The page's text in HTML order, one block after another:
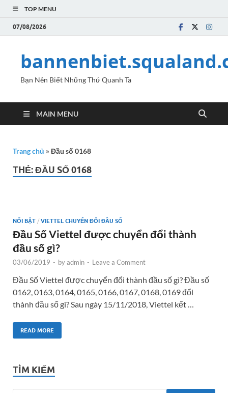
TOP MENU
07/08/2026
Bạn Nên Biết Những Thứ Quanh Ta
MAIN MENU
Trang chủ » Đầu số 0168
THẺ:ĐẦU SỐ 0168
NỔI BẬT / VIETTEL CHUYỂN ĐỔI ĐẦU SỐ
Đầu Số Viettel được chuyển đổi thành
đầu số gì?
03/06/2019 - byadmin - Leave a Comment
Đầu Số Viettel được chuyển đổi thành đầu số gì? Đầu số
0162, 0163, 0164, 0165, 0166, 0167, 0168, 0169 đổi
thành đầu số gì? Sau ngày 15/11/2018, Viettel kết …
READ MORE
TÌM KIẾM